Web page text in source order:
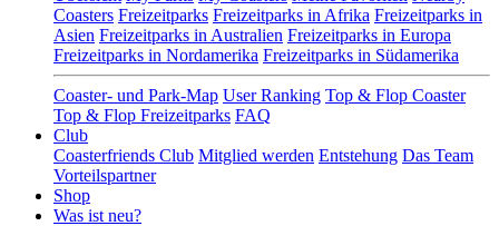
Coasters Freizeitparks Freizeitparks in Afrika Freizeitparks in
Asien Freizeitparks in Australien Freizeitparks in Europa
Freizeitparks in Nordamerika Freizeitparks in Südamerika
Coaster- und Park-Map User Ranking Top & Flop Coaster
Top & Flop Freizeitparks FAQ
Club
Coasterfriends Club Mitglied werden Entstehung Das Team
Vorteilspartner
Shop
Was ist neu?